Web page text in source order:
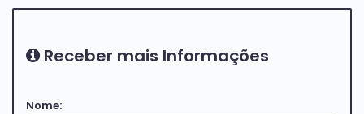
🔋 Carregador para carro elétrico
Receber mais Informações
Nome: